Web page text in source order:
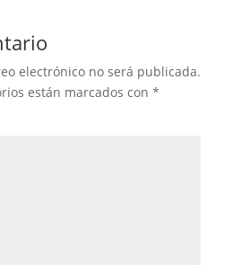
electrónico no será publicada.
están marcados con *